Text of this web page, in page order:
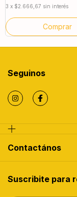
3 x $2.666,67 sin interés
Comprar
Seguinos
Contactános
Suscribite para